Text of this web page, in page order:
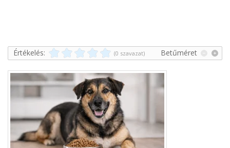
Értékelés: (0 szavazat) Betűméret